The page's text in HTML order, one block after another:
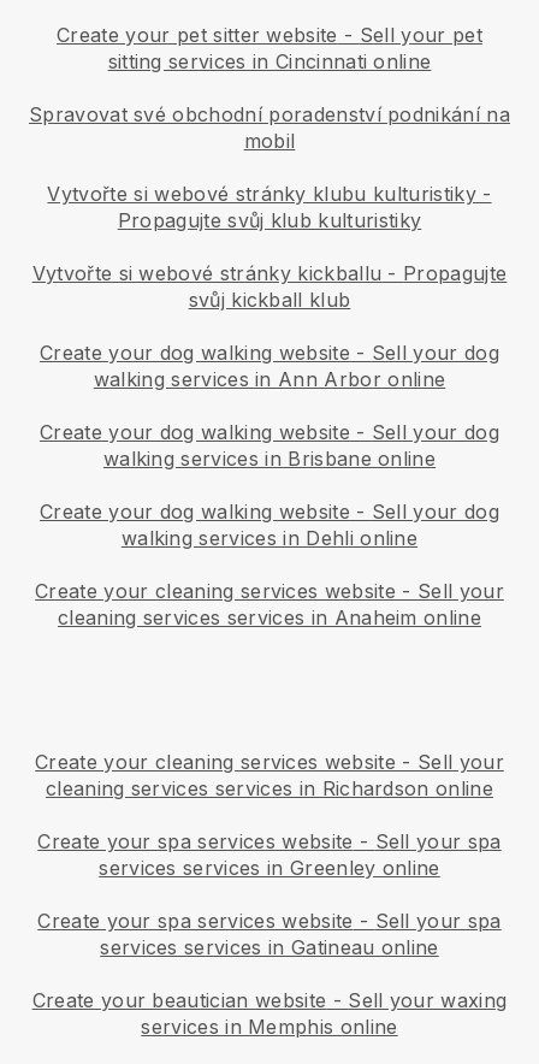
Create your pet sitter website - Sell your pet
sitting services in Cincinnati online
Spravovat své obchodní poradenství podnikání na
mobil
Vytvořte si webové stránky klubu kulturistiky-
Propagujte svůj klub kulturistiky
Vytvořte si webové stránky kickballu - Propagujte
svůj kickball klub
Create your dog walking website - Sell your dog
walking services in Ann Arbor online
Create your dog walking website - Sell your dog
walking services in Brisbane online
Create your dog walking website - Sell your dog
walking services in Dehli online
Create your cleaning services website - Sell your
cleaning services services in Anaheim online
Create your cleaning services website - Sell your
cleaning services services in Richardson online
Create your spa services website - Sell your spa
services services in Greenley online
Create your spa services website - Sell your spa
services services in Gatineau online
Create your beautician website - Sell your waxing
services in Memphis online